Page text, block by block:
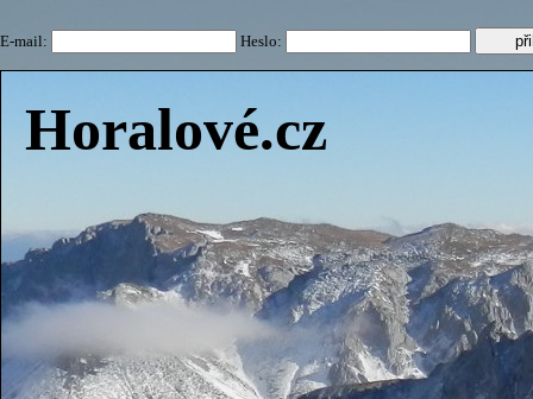
E-mail: Heslo:
Horalové.cz